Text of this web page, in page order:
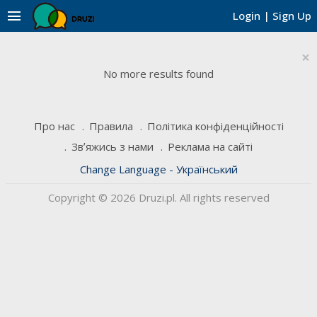
Login | Sign Up
menu
×
No more results found
Про нас Правила
Політика конфіденційності
Звʼяжись з нами
Реклама на сайті
Change Language - Український
Copyright © 2026 Druzi.pl. All rights reserved